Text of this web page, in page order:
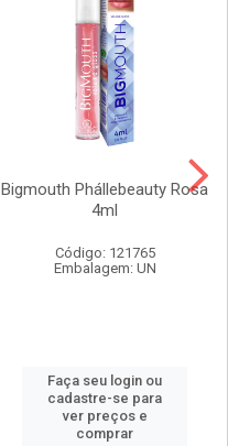
Bigmouth Phállebeauty Rosa
4ml
Código: 121765
Embalagem: UN
Faça seu login ou
cadastre-se para
ver preços e
comprar